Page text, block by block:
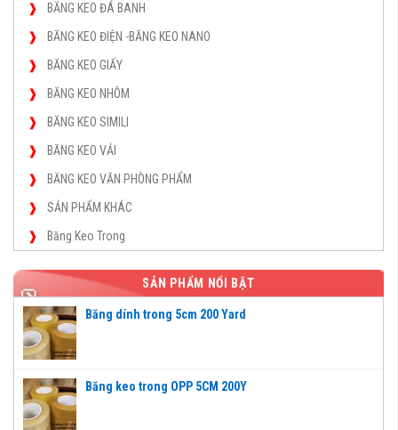
BĂNG KEO ĐÁ BANH
BĂNG KEO ĐIỆN -BĂNG KEO NANO
BĂNG KEO GIẤY
BĂNG KEO NHÔM
BĂNG KEO SIMILI
BĂNG KEO VẢI
BĂNG KEO VĂN PHÒNG PHẨM
SẢN PHẨM KHÁC
Băng Keo Trong
SẢN PHẨM NỔI BẬT
Băng dính trong 5cm 200 Yard
Băng keo trong OPP 5CM 200Y